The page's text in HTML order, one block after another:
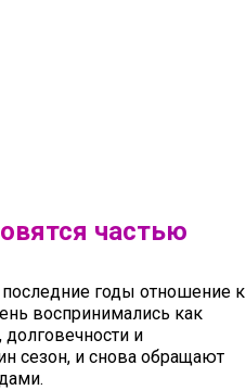
частью
годы отношение к
воспринимались как
долговечности и
сезон, и снова обращают